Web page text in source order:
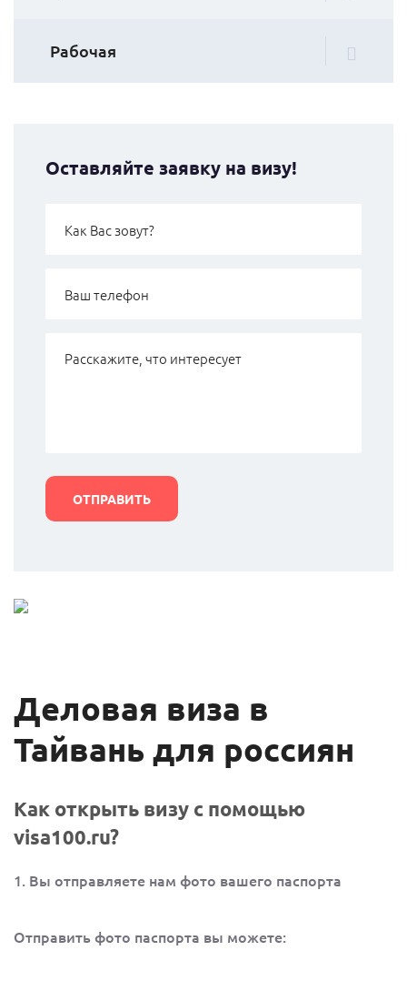
Рабочая
Оставляйте заявку на визу!
Деловая виза в
Тайвань для россиян
Как открыть визу с помощью
visa100.ru?
1. Вы отправляете нам фото вашего паспорта
Отправить фото паспорта вы можете: